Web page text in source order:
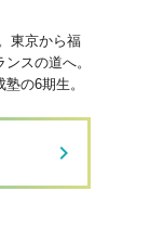
東京から福
スの道へ。
の6期生。
keyboard_arrow_right